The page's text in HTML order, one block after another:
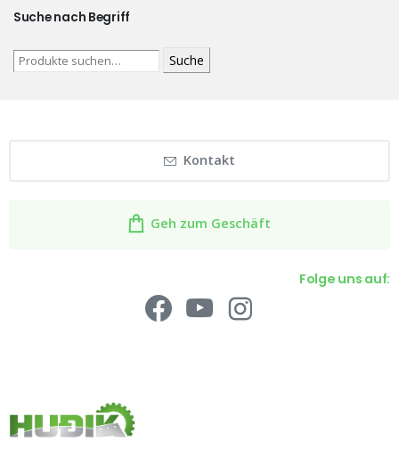
Suche nach Begriff
Suche
Kontakt
Geh zum Geschäft
Folge uns auf: